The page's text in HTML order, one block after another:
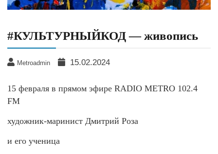
#КУЛЬТУРНЫЙКОД — живопись
Metroadmin 15.02.2024
15 февраля в прямом эфире RADIO METRO 102.4
FM
художник-маринист Дмитрий Роза
и его ученица